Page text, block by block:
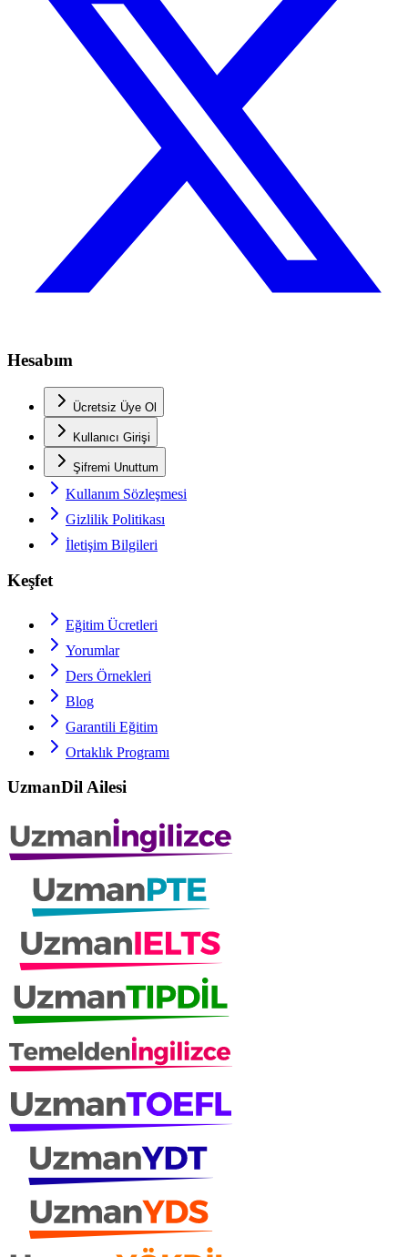
Hesabım
Ücretsiz Üye Ol
Kullanıcı Girişi
Şifremi Unuttum
Kullanım Sözleşmesi
Gizlilik Politikası
İletişim Bilgileri
Keşfet
Eğitim Ücretleri
Yorumlar
Ders Örnekleri
Blog
Garantili Eğitim
Ortaklık Programı
UzmanDil Ailesi